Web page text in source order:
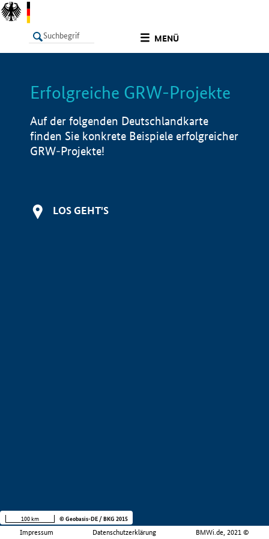
MENÜ
LISTE Info
Erfolgreiche GRW-Projekte
Auf der folgenden Deutschlandkarte
finden Sie konkrete Beispiele erfolgreicher
GRW-Projekte!
LOS GEHT'S
Impressum Datenschutzerklärung BMWi.de, 2021 ©
100 km © Geobasis-DE / BKG 2015